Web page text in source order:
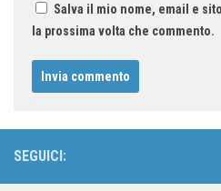
Salva il mio nome, email e
la prossima volta che commento.
SEGUICI: